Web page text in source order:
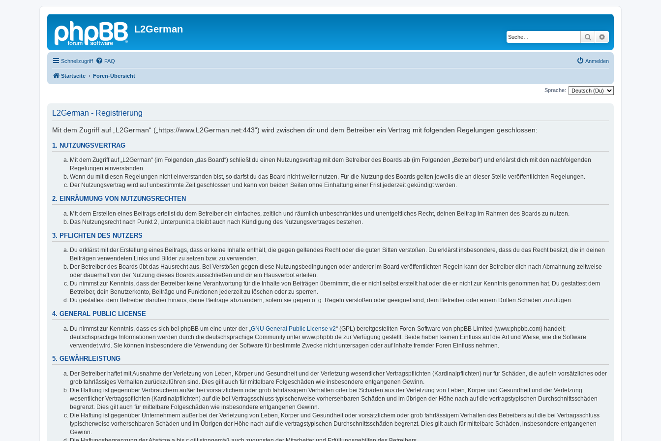
L2German
Suche
Schnellzugriff FAQ Anmelden
Startseite Foren-Übersicht
Sprache:
L2German - Registrierung
Mit dem Zugriff auf „L2German“ („https://www.L2German.net:443“) wird zwischen dir und dem Betreiber ein Vertrag mit folgenden Regelungen geschlossen:
1. NUTZUNGSVERTRAG
Mit dem Zugriff auf „L2German“ (im Folgenden „das Board“) schließt du einen Nutzungsvertrag mit dem Betreiber des Boards ab (im Folgenden „Betreiber“) und erklärst dich mit den nachfolgenden
Regelungen einverstanden.
Wenn du mit diesen Regelungen nicht einverstanden bist, so darfst du das Board nicht weiter nutzen. Für die Nutzung des Boards gelten jeweils die an dieser Stelle veröffentlichten Regelungen.
Der Nutzungsvertrag wird auf unbestimmte Zeit geschlossen und kann von beiden Seiten ohne Einhaltung einer Frist jederzeit gekündigt werden.
2. EINRÄUMUNG VON NUTZUNGSRECHTEN
Mit dem Erstellen eines Beitrags erteilst du dem Betreiber ein einfaches, zeitlich und räumlich unbeschränktes und unentgeltliches Recht, deinen Beitrag im Rahmen des Boards zu nutzen.
Das Nutzungsrecht nach Punkt 2, Unterpunkt a bleibt auch nach Kündigung des Nutzungsvertrages bestehen.
3. PFLICHTEN DES NUTZERS
Du erklärst mit der Erstellung eines Beitrags, dass er keine Inhalte enthält, die gegen geltendes Recht oder die guten Sitten verstoßen. Du erklärst insbesondere, dass du das Recht besitzt, die in deinen
Beiträgen verwendeten Links und Bilder zu setzen bzw. zu verwenden.
Der Betreiber des Boards übt das Hausrecht aus. Bei Verstößen gegen diese Nutzungsbedingungen oder anderer im Board veröffentlichten Regeln kann der Betreiber dich nach Abmahnung zeitweise
oder dauerhaft von der Nutzung dieses Boards ausschließen und dir ein Hausverbot erteilen.
Du nimmst zur Kenntnis, dass der Betreiber keine Verantwortung für die Inhalte von Beiträgen übernimmt, die er nicht selbst erstellt hat oder die er nicht zur Kenntnis genommen hat. Du gestattest dem
Betreiber, dein Benutzerkonto, Beiträge und Funktionen jederzeit zu löschen oder zu sperren.
Du gestattest dem Betreiber darüber hinaus, deine Beiträge abzuändern, sofern sie gegen o. g. Regeln verstoßen oder geeignet sind, dem Betreiber oder einem Dritten Schaden zuzufügen.
4. GENERAL PUBLIC LICENSE
Du nimmst zur Kenntnis, dass es sich bei phpBB um eine unter der „ GNU General Public License v2“ (GPL) bereitgestellten Foren-Software von phpBB Limited (www.phpbb.com) handelt;
deutschsprachige Informationen werden durch die deutschsprachige Community unter www.phpbb.de zur Verfügung gestellt. Beide haben keinen Einfluss auf die Art und Weise, wie die Software
verwendet wird. Sie können insbesondere die Verwendung der Software für bestimmte Zwecke nicht untersagen oder auf Inhalte fremder Foren Einfluss nehmen.
5. GEWÄHRLEISTUNG
Der Betreiber haftet mit Ausnahme der Verletzung von Leben, Körper und Gesundheit und der Verletzung wesentlicher Vertragspflichten (Kardinalpflichten) nur für Schäden, die auf ein vorsätzliches oder
grob fahrlässiges Verhalten zurückzuführen sind. Dies gilt auch für mittelbare Folgeschäden wie insbesondere entgangenen Gewinn.
Die Haftung ist gegenüber Verbrauchern außer bei vorsätzlichem oder grob fahrlässigem Verhalten oder bei Schäden aus der Verletzung von Leben, Körper und Gesundheit und der Verletzung
wesentlicher Vertragspflichten (Kardinalpflichten) auf die bei Vertragsschluss typischerweise vorhersehbaren Schäden und im übrigen der Höhe nach auf die vertragstypischen Durchschnittsschäden
begrenzt. Dies gilt auch für mittelbare Folgeschäden wie insbesondere entgangenen Gewinn.
Die Haftung ist gegenüber Unternehmern außer bei der Verletzung von Leben, Körper und Gesundheit oder vorsätzlichem oder grob fahrlässigem Verhalten des Betreibers auf die bei Vertragsschluss
typischerweise vorhersehbaren Schäden und im Übrigen der Höhe nach auf die vertragstypischen Durchschnittsschäden begrenzt. Dies gilt auch für mittelbare Schäden, insbesondere entgangenen
Gewinn.